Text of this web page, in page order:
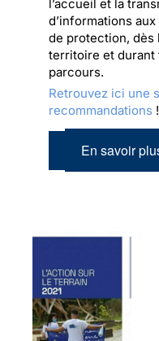
l’accueil et la
d’informations
de protection, dès
territoire et durant
parcours.
Retrouvez ici une
recommandations !
En savoir